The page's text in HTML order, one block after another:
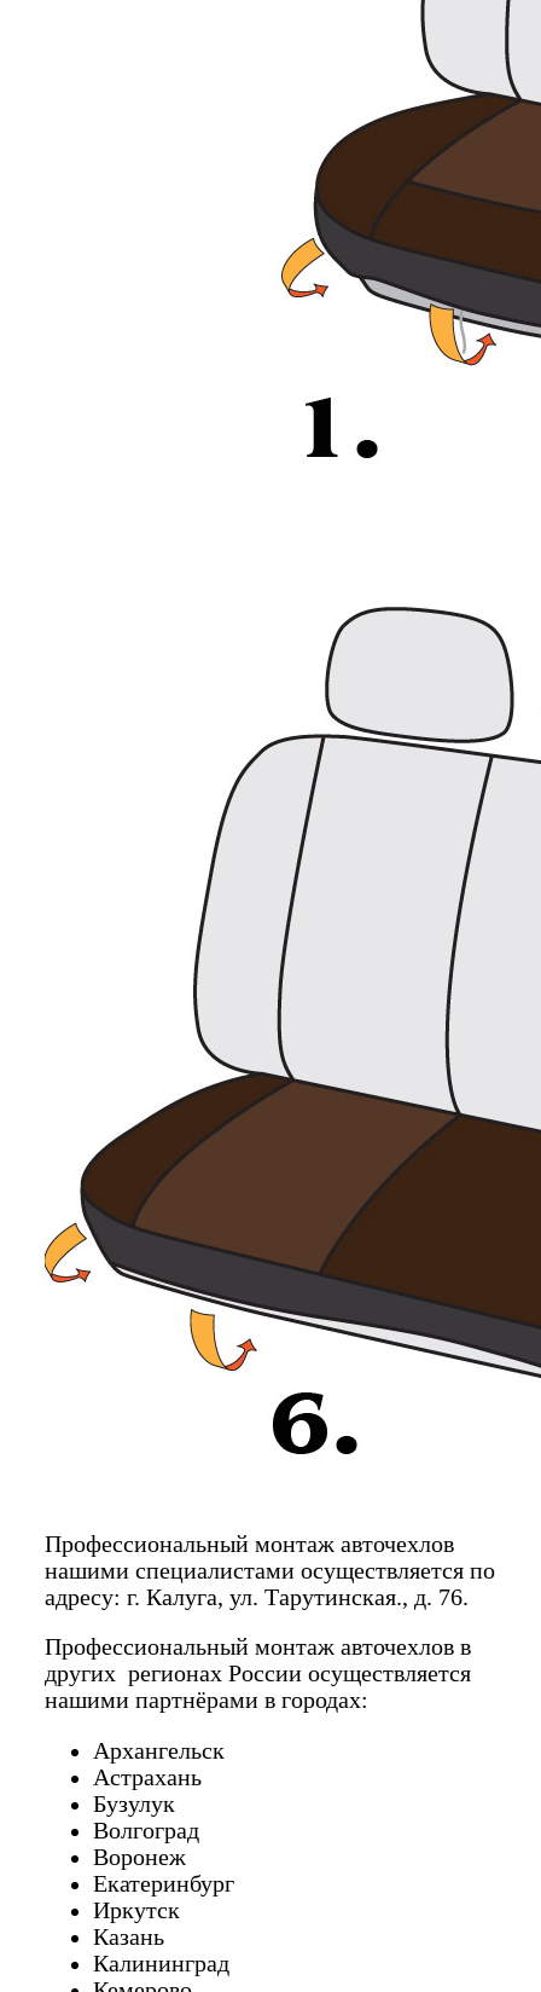
Профессиональный монтаж авточехлов
нашими специалистами осуществляется по
адресу: г. Калуга, ул. Тарутинская., д. 76.
Профессиональный монтаж авточехлов в
других регионах России осуществляется
нашими партнёрами в городах:
Архангельск
Астрахань
Бузулук
Волгоград
Воронеж
Екатеринбург
Иркутск
Казань
Калининград